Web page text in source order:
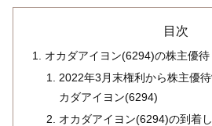
目次
オカダアイヨン(6294)の株主優待
2022年3月末権利から株主優
カダアイヨン(6294)
オカダアイヨン(6294)の到着